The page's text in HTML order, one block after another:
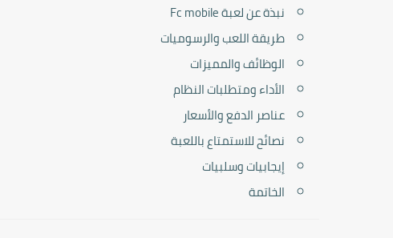
نبذة عن لعبة Fc mobile
طريقة اللعب والرسوميات
الوظائف والمميزات
الأداء ومتطلبات النظام
عناصر الدفع والأسعار
نصائح للاستمتاع باللعبة
إيجابيات وسلبيات
الخاتمة